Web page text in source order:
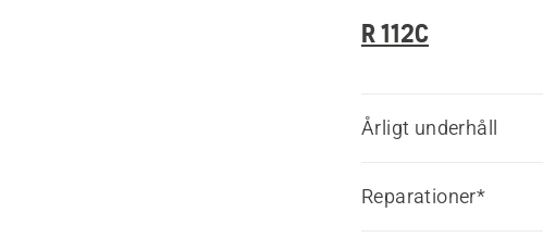
R 112C
Årligt underhåll
Reparationer*